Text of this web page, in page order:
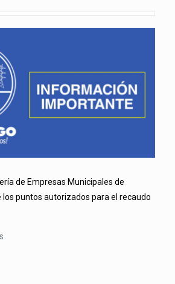
de Empresas Municipales de
puntos autorizados para el recaudo